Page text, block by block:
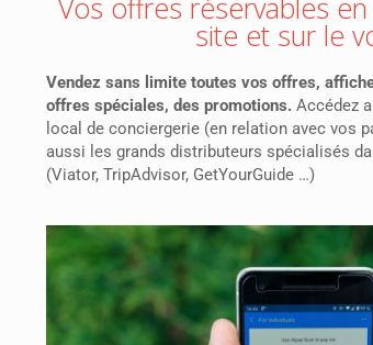
Vos offres réservables
site et sur le
Vendez sans limite toutes vos offres,
offres spéciales, des promotions. Accédez
local de conciergerie (en relation avec vos
aussi les grands distributeurs spécialisés
(Viator, TripAdvisor, GetYourGuide …)